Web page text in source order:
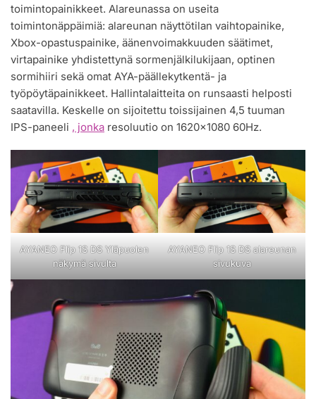
toimintopainikkeet. Alareunassa on useita
toimintonäppäimiä: alareunan näyttötilan vaihtopainike,
Xbox-opastuspainike, äänenvoimakkuuden säätimet,
virtapainike yhdistettynä sormenjälkilukijaan, optinen
sormihiiri sekä omat AYA-päällekytkentä- ja
työpöytäpainikkeet. Hallintalaitteita on runsaasti helposti
saatavilla. Keskelle on sijoitettu toissijainen 4,5 tuuman
IPS-paneeli , jonka resoluutio on 1620×1080 60Hz.
AYANEO Flip 1S DS Yläpuolen
näkymä sivulta
AYANEO Flip 1S DS alareunan
sivukuva